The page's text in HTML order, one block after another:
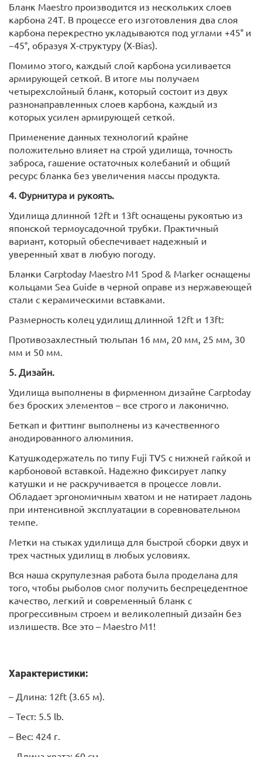
Бланк Maestro производится из нескольких слоев
карбона 24Т. В процессе его изготовления два слоя
карбона перекрестно укладываются под углами +45° и
−45°, образуя Х-структуру (X-Bias).
Помимо этого, каждый слой карбона усиливается
армирующей сеткой. В итоге мы получаем
четырехслойный бланк, который состоит из двух
разнонаправленных слоев карбона, каждый из
которых усилен армирующей сеткой.
Применение данных технологий крайне
положительно влияет на строй удилища, точность
заброса, гашение остаточных колебаний и общий
ресурс бланка без увеличения массы продукта.
4. Фурнитура и рукоять.
Удилища длинной 12ft и 13ft оснащены рукоятью из
японской термоусадочной трубки. Практичный
вариант, который обеспечивает надежный и
уверенный хват в любую погоду.
Бланки Carptoday Maestro M1 Spod & Marker оснащены
кольцами Sea Guide в черной оправе из нержавеющей
стали с керамическими вставками.
Размерность колец удилищ длинной 12ft и 13ft:
Противозахлестный тюльпан 16 мм, 20 мм, 25 мм, 30
мм и 50 мм.
5. Дизайн.
Удилища выполнены в фирменном дизайне Carptoday
без броских элементов – все строго и лаконично.
Беткап и фиттинг выполнены из качественного
анодированного алюминия.
Катушкодержатель по типу Fuji TVS с нижней гайкой и
карбоновой вставкой. Надежно фиксирует лапку
катушки и не раскручивается в процессе ловли.
Обладает эргономичным хватом и не натирает ладонь
при интенсивной эксплуатации в соревновательном
темпе.
Метки на стыках удилища для быстрой сборки двух и
трех частных удилищ в любых условиях.
Вся наша скрупулезная работа была проделана для
того, чтобы рыболов смог получить беспрецедентное
качество, легкий и современный бланк с
прогрессивным строем и великолепный дизайн без
излишеств. Все это – Maestro М1!
Характеристики:
– Длина: 12ft (3.65 м).
– Тест: 5.5 lb.
– Вес: 424 г.